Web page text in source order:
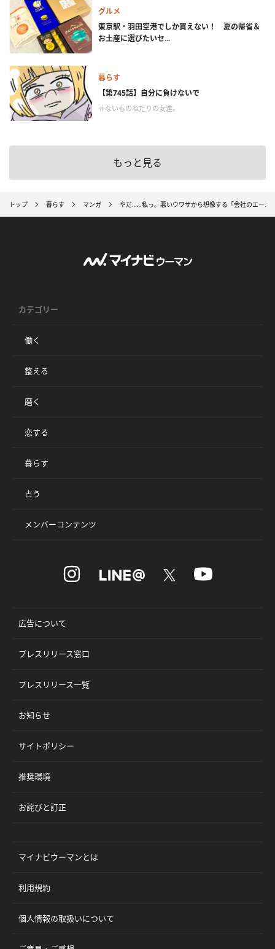
グルメ
東京駅・羽田空港でしか買えない！ 夏の帰省＆
お土産に選びたいセ...
暮らす
【第745話】自分に負けないで
＃ないものねだりの女達。
もっと見る
トップ 暮らす マンガ やだ……私っ。悪いウワサから想像する「会社のエース
カテゴリー
働く
整える
磨く
恋する
暮らす
占う
メンバーコンテンツ
広告について
プレスリリース窓口
プレスリリース一覧
お知らせ
サイトポリシー
推奨環境
お詫びと訂正
マイナビウーマンとは
利用規約
個人情報の取扱いについて